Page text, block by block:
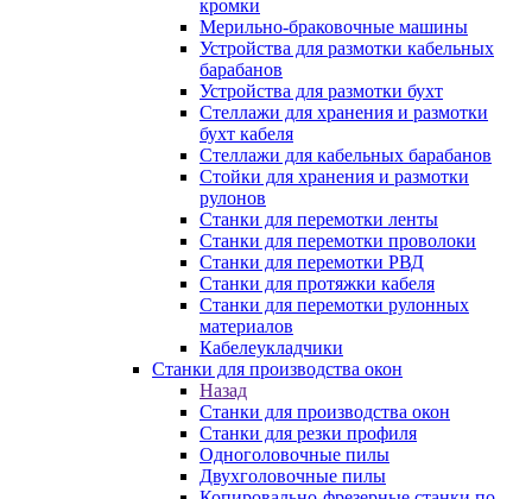
кромки
Мерильно-браковочные машины
Устройства для размотки кабельных
барабанов
Устройства для размотки бухт
Стеллажи для хранения и размотки
бухт кабеля
Стеллажи для кабельных барабанов
Стойки для хранения и размотки
рулонов
Станки для перемотки ленты
Станки для перемотки проволоки
Станки для перемотки РВД
Станки для протяжки кабеля
Станки для перемотки рулонных
материалов
Кабелеукладчики
Станки для производства окон
Назад
Станки для производства окон
Станки для резки профиля
Одноголовочные пилы
Двухголовочные пилы